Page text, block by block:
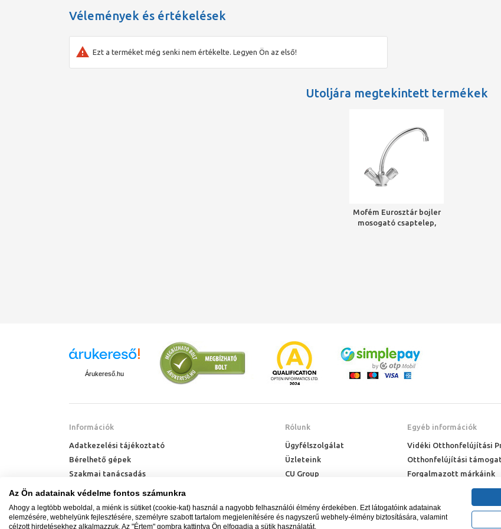
Vélemények és értékelések
Ezt a terméket még senki nem értékelte. Legyen Ön az első!
Utoljára megtekintett termékek
Mofém Eurosztár bojler
mosogató csaptelep,
Árukereső.hu
Információk
Adatkezelési tájékoztató
Bérelhető gépek
Szakmai tanácsadás
Technik Cool Pro hőszivattyú tájékoztató
Hőszivattyú kalkulátor
Rólunk
Ügyfélszolgálat
Üzleteink
CU Group
Egyéb információk
Vidéki Otthonfelújítási
Otthonfelújítási
Forgalmazott márkáink
Adatkezelési kérelem
Az Ön adatainak védelme fontos számunkra
Ahogy a legtöbb weboldal, a miénk is sütiket (cookie-kat) használ a nagyobb felhasználói élmény érdekében. Ezt látogatóink adatainak
elemzésére, webhelyünk fejlesztésére, személyre szabott tartalom megjelenítésére és nagyszerű webhely-élmény biztosítására, valamint
célzott hirdetésekhez alkalmazzuk. Az "Értem" gombra kattintva Ön elfogadja a sütik használatát.